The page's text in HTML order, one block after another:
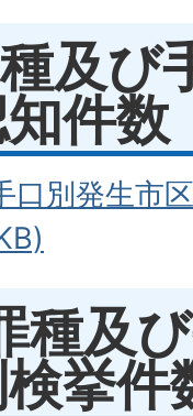
及び
件数
口別発生市
種及
挙件